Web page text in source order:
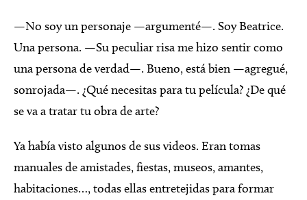
—No soy un personaje —argumenté—. Soy Beatrice.
Una persona. —Su peculiar risa me hizo sentir como
una persona de verdad—. Bueno, está bien —agregué,
sonrojada—. ¿Qué necesitas para tu película? ¿De qué
se va a tratar tu obra de arte?
Ya había visto algunos de sus videos. Eran tomas
manuales de amistades, fiestas, museos, amantes,
habitaciones…, todas ellas entretejidas para formar